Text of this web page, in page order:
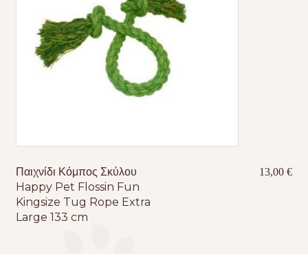
Παιχνίδι Κόμπος Σκύλου
Happy Pet Flossin Fun
Kingsize Tug Rope Extra
Large 133 cm
13,00€